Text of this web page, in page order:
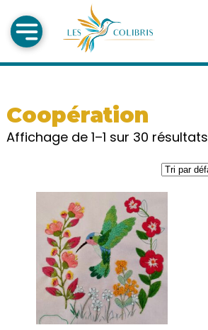
Coopération
Affichage de 1–1 sur 30 résultats